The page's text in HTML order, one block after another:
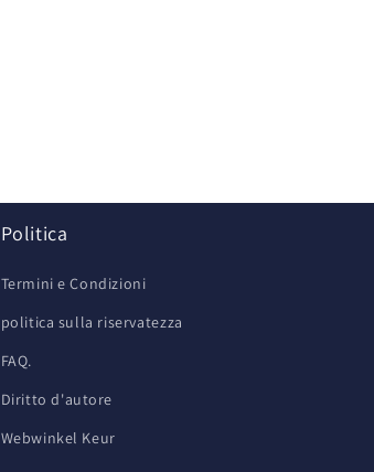
Politica
Termini e Condizioni
politica sulla riservatezza
FAQ.
Diritto d'autore
Webwinkel Keur